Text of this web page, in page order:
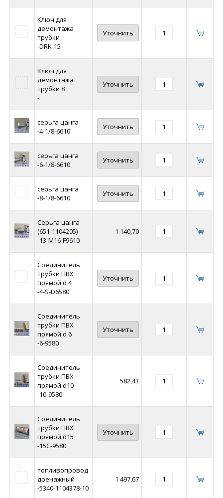
Ключ для
демонтажа
трубки
-DRK-15
Уточнить
Ключ для
демонтажа
трубки 8
-
Уточнить
серьга цанга
-4-1/8-6610
Уточнить
серьга цанга
-6-1/8-6610
Уточнить
серьга цанга
-8-1/8-6610
Уточнить
Серьга цанга
(651-1104205)
-13-М16-F9610
1 140,70
Соединитель
трубки ПВХ
прямой d 4
-4-S-D6580
Уточнить
Соединитель
трубки ПВХ
прямой d 6
-6-9580
Уточнить
Соединитель
трубки ПВХ
прямой d10
-10-9580
582,43
Соединитель
трубки ПВХ
прямой d15
-15С-9580
Уточнить
топливопровод
дренажный
-5340-1104378-10
1 497,67